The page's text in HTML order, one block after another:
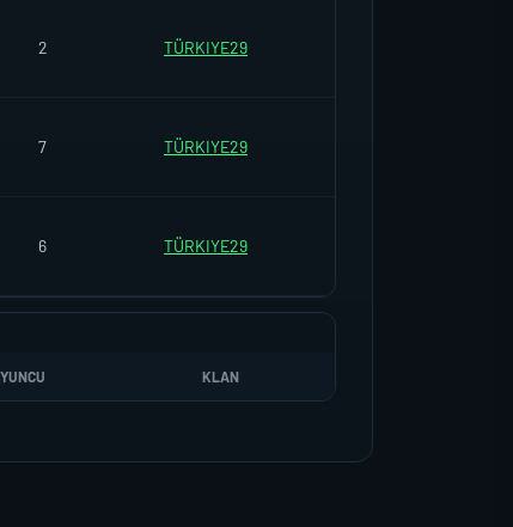
2 TÜRKIYE29
7 TÜRKIYE29
6 TÜRKIYE29
KLAN